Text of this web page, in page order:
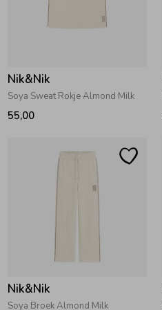
Nik&Nik
Soya Sweat Rokje Almond Milk
55,00
Nik&Nik
Soya Broek Almond Milk